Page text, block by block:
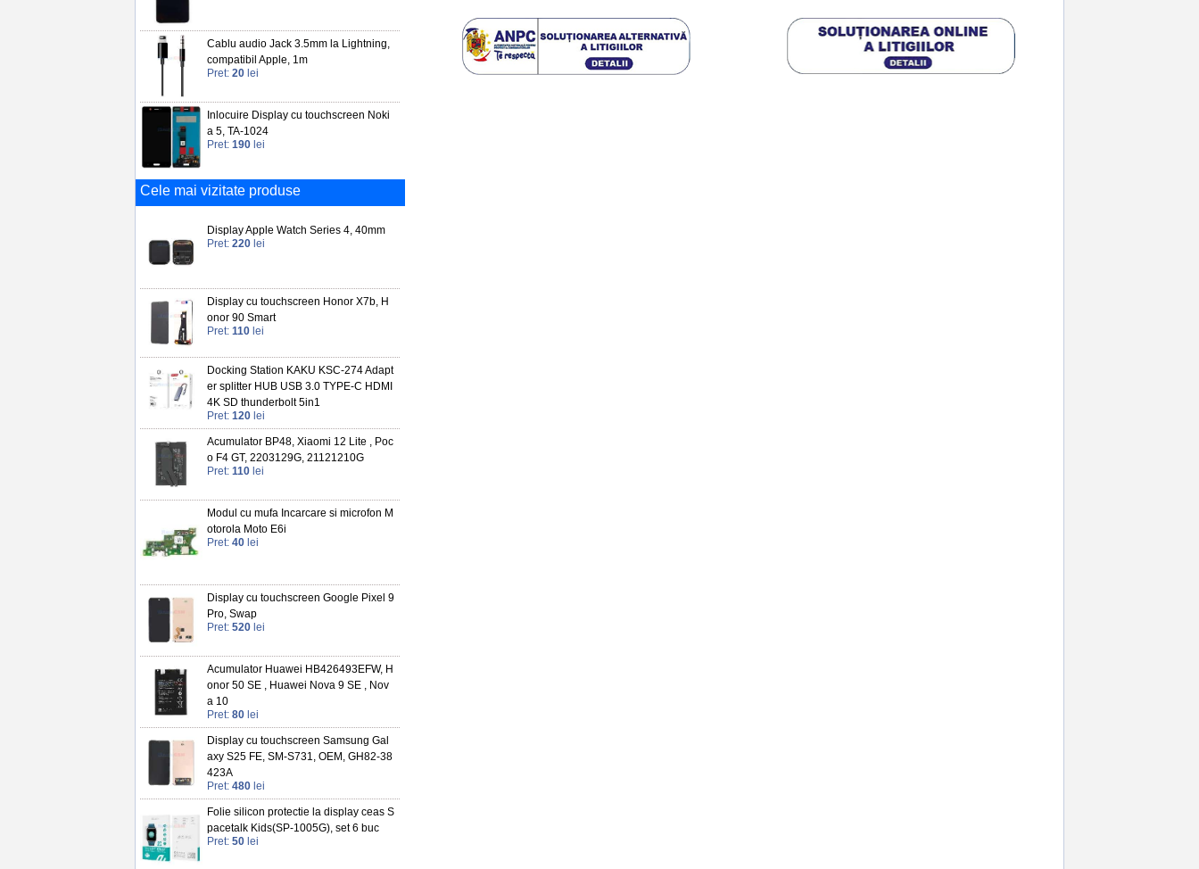
Cablu audio Jack 3.5mm la Lightning,
compatibil Apple, 1m
Pret: 20 lei
Inlocuire Display cu touchscreen Noki
a 5, TA-1024
Pret: 190 lei
Cele mai vizitate produse
Display Apple Watch Series 4, 40mm
Pret: 220 lei
Display cu touchscreen Honor X7b, H
onor 90 Smart
Pret: 110 lei
Docking Station KAKU KSC-274 Adapt
er splitter HUB USB 3.0 TYPE-C HDMI
4K SD thunderbolt 5in1
Pret: 120 lei
Acumulator BP48, Xiaomi 12 Lite , Poc
o F4 GT, 2203129G, 21121210G
Pret: 110 lei
Modul cu mufa Incarcare si microfon M
otorola Moto E6i
Pret: 40 lei
Display cu touchscreen Google Pixel 9
Pro, Swap
Pret: 520 lei
Acumulator Huawei HB426493EFW, H
onor 50 SE , Huawei Nova 9 SE , Nov
a 10
Pret: 80 lei
Display cu touchscreen Samsung Gal
axy S25 FE, SM-S731, OEM, GH82-38
423A
Pret: 480 lei
Folie silicon protectie la display ceas S
pacetalk Kids(SP-1005G), set 6 buc
Pret: 50 lei